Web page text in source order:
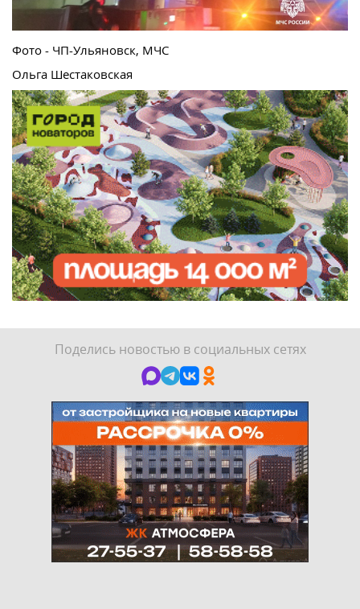
Фото - ЧП-Ульяновск, МЧС
Ольга Шестаковская
Поделись новостью в социальных сетях